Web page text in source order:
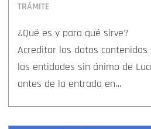
TRÁMITE
¿Qué es y para qué sirve?
Acreditar los datos
las entidades sin ánimo de
antes de la entrada en…